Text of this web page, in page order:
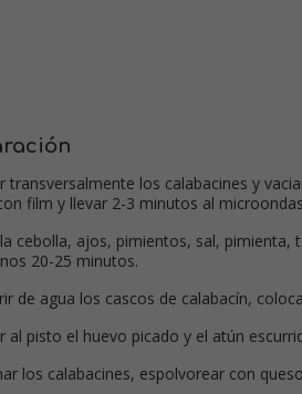
transversalmente los calabacines y
film y llevar 2-3 minutos al
cebolla, ajos, pimientos, sal,
20-25 minutos.
de agua los cascos de calabacín,
al pisto el huevo picado y el atún
los calabacines, espolvorear con